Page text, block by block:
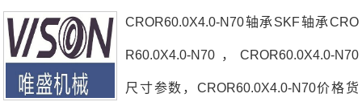
CROR60.0X4.0-N70轴承SKF轴承CRO
R60.0X4.0-N70，CROR60.0X4.0-N70
尺寸参数，CROR60.0X4.0-N70价格货